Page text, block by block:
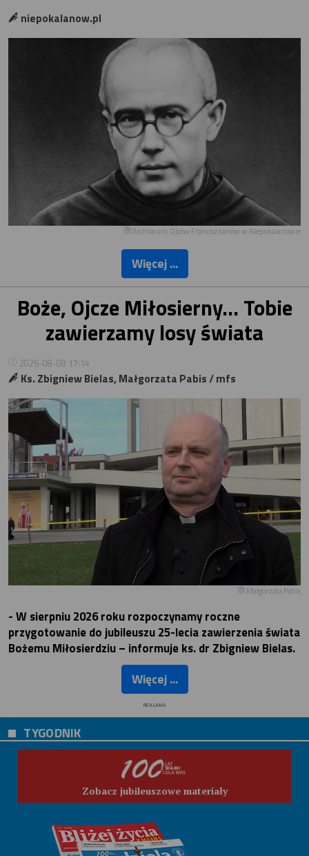
niepokalanow.pl
Archiwum Ojców Franciszkanów w Niepokalanowie
Więcej ...
Boże, Ojcze Miłosierny… Tobie
zawierzamy losy świata
2026-08-08 17:14
Ks. Zbigniew Bielas, Małgorzata Pabis / mfs
Małgorzata Pabis
- W sierpniu 2026 roku rozpoczynamy roczne
przygotowanie do jubileuszu 25-lecia zawierzenia świata
Bożemu Miłosierdziu – informuje ks. dr Zbigniew Bielas.
Więcej ...
REKLAMA
TYGODNIK
Zobacz jubileuszowe materiały